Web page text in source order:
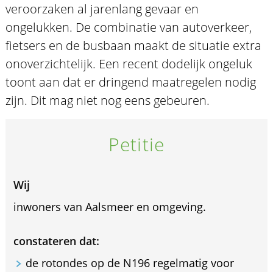
veroorzaken al jarenlang gevaar en
ongelukken. De combinatie van autoverkeer,
fietsers en de busbaan maakt de situatie extra
onoverzichtelijk. Een recent dodelijk ongeluk
toont aan dat er dringend maatregelen nodig
zijn. Dit mag niet nog eens gebeuren.
Petitie
Wij
inwoners van Aalsmeer en omgeving.
constateren dat:
de rotondes op de N196 regelmatig voor